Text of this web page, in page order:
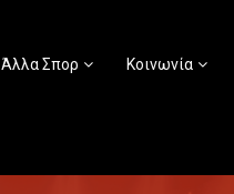
Άλλα Σπορ Κοινωνία